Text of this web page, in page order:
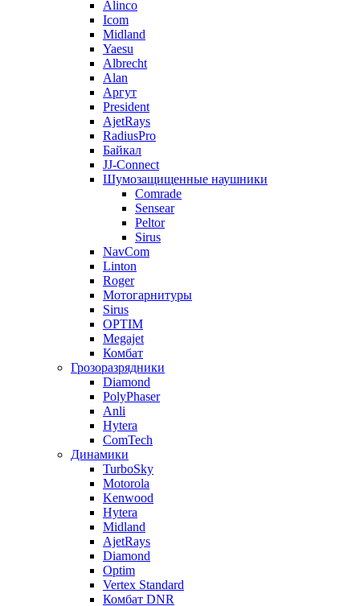
Alinco
Icom
Midland
Yaesu
Albrecht
Alan
Аргут
President
AjetRays
RadiusPro
Байкал
JJ-Connect
Шумозащищенные наушники
Comrade
Sensear
Peltor
Sirus
NavCom
Linton
Roger
Мотогарнитуры
Sirus
OPTIM
Megajet
Комбат
Грозоразрядники
Diamond
PolyPhaser
Anli
Hytera
ComTech
Динамики
TurboSky
Motorola
Kenwood
Hytera
Midland
AjetRays
Diamond
Optim
Vertex Standard
Комбат DNR